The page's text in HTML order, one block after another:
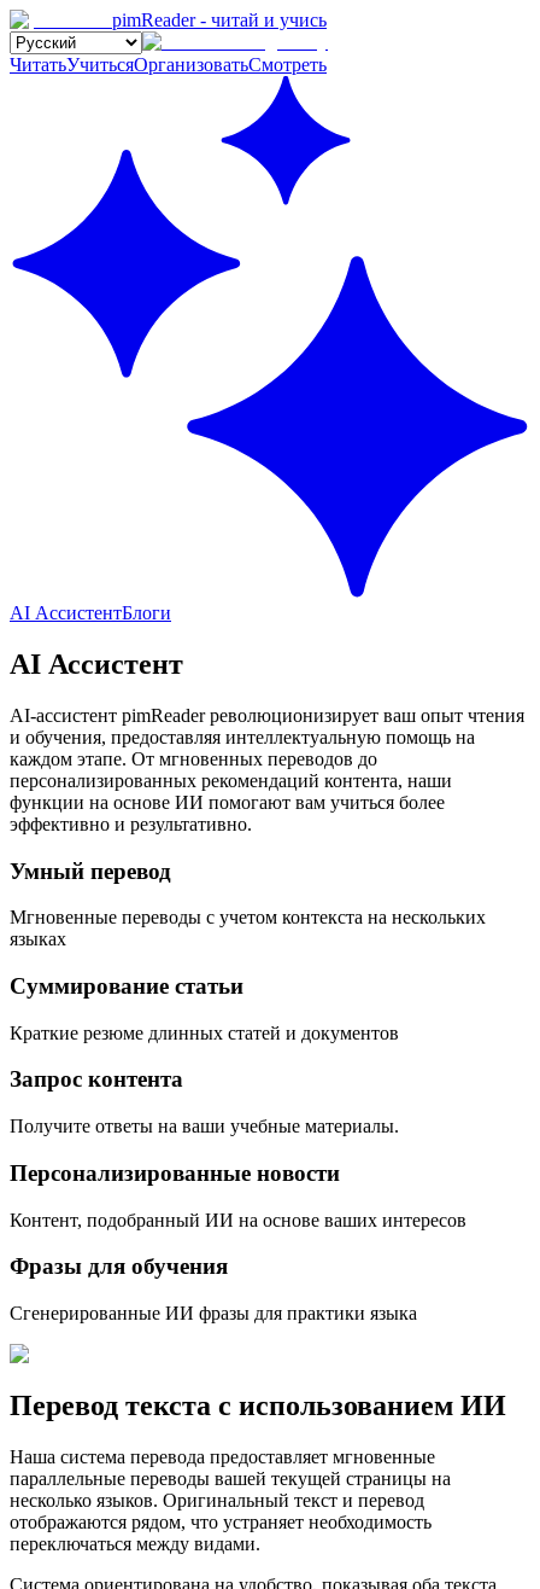
pimReader - читай и учись
ЧитатьУчитьсяОрганизоватьСмотреть
AI АссистентБлоги
AI Ассистент
AI-ассистент pimReader революционизирует ваш опыт чтения
и обучения, предоставляя интеллектуальную помощь на
каждом этапе. От мгновенных переводов до
персонализированных рекомендаций контента, наши
функции на основе ИИ помогают вам учиться более
эффективно и результативно.
Умный перевод
Мгновенные переводы с учетом контекста на нескольких
языках
Суммирование статьи
Краткие резюме длинных статей и документов
Запрос контента
Получите ответы на ваши учебные материалы.
Персонализированные новости
Контент, подобранный ИИ на основе ваших интересов
Фразы для обучения
Сгенерированные ИИ фразы для практики языка
Перевод текста с использованием ИИ
Наша система перевода предоставляет мгновенные
параллельные переводы вашей текущей страницы на
несколько языков. Оригинальный текст и перевод
отображаются рядом, что устраняет необходимость
переключаться между видами.
Система ориентирована на удобство, показывая оба текста